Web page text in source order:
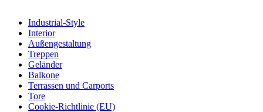
Industrial-Style
Interior
Außengestaltung
Treppen
Geländer
Balkone
Terrassen und Carports
Tore
Cookie-Richtlinie (EU)